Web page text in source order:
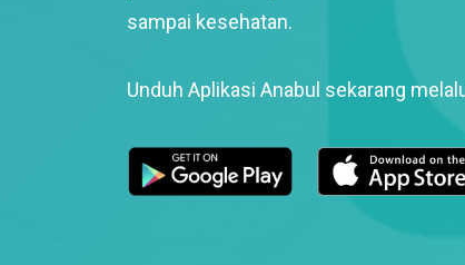
sampai kesehatan.
Unduh Aplikasi Anabul sekarang